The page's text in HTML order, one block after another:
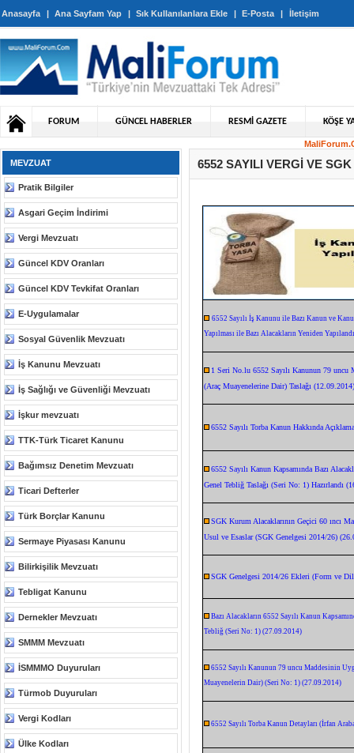
Anasayfa | Ana Sayfam Yap | Sık Kullanılanlara Ekle | E-Posta | İletişim
FORUM GÜNCEL HABERLER RESMİ GAZETE KÖŞE
MEVZUAT
Pratik Bilgiler
Asgari Geçim İndirimi
Vergi Mevzuatı
Güncel KDV Oranları
Güncel KDV Tevkifat Oranları
E-Uygulamalar
Sosyal Güvenlik Mevzuatı
İş Kanunu Mevzuatı
İş Sağlığı ve Güvenliği Mevzuatı
İşkur mevzuatı
TTK-Türk Ticaret Kanunu
Bağımsız Denetim Mevzuatı
Ticari Defterler
Türk Borçlar Kanunu
Sermaye Piyasası Kanunu
Bilirkişilik Mevzuatı
Tebligat Kanunu
Dernekler Mevzuatı
SMMM Mevzuatı
İSMMMO Duyuruları
Türmob Duyuruları
Vergi Kodları
Ülke Kodları
6552 SAYILI VERGİ VE
6552 Sayılı İş Kanunu ile Bazı Kanun ve
Yapılması ile Bazı Alacakların Yeniden
1 Seri No.lu 6552 Sayılı Kanunun 79 uncu
(Araç Muayenelerine Dair) Taslağı (12.09.2014)
6552 Sayılı Torba Kanun Hakkında
6552 Sayılı Kanun Kapsamında Bazı
Genel Tebliğ Taslağı (Seri No: 1) Hazırlandı
SGK Kurum Alacaklarının Geçici 60 ıncı
Usul ve Esaslar (SGK Genelgesi 2014/26)
SGK Genelgesi 2014/26 Ekleri (Form ve
Bazı Alacakların 6552 Sayılı Kanun
Tebliğ (Seri No: 1) (27.09.2014)
6552 Sayılı Kanunun 79 uncu Maddesinin
Muayenelerin Dair) (Seri No: 1) (27.09.2014)
6552 Sayılı Torba Kanun Detayları (İrfan